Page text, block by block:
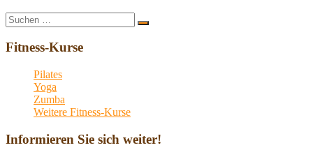
Suche
nach:
Suchen
Fitness-Kurse
Pilates
Yoga
Zumba
Weitere Fitness-Kurse
Informieren Sie sich weiter!